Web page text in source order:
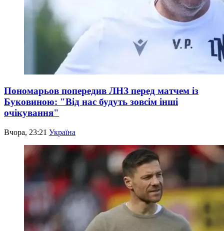
Пономарьов попередив ЛНЗ перед матчем із
Буковиною: "Від нас будуть зовсім інші
очікування"
Вчора, 23:21 Україна